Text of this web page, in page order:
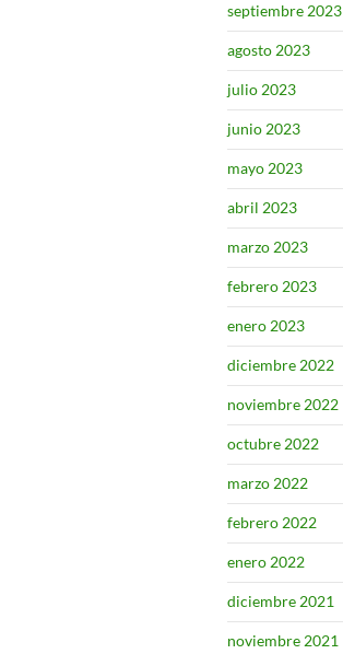
septiembre 2023
agosto 2023
julio 2023
junio 2023
mayo 2023
abril 2023
marzo 2023
febrero 2023
enero 2023
diciembre 2022
noviembre 2022
octubre 2022
marzo 2022
febrero 2022
enero 2022
diciembre 2021
noviembre 2021